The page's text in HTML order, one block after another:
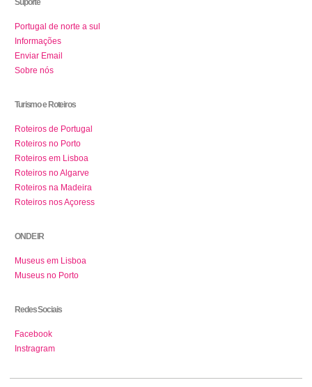
Portugal de norte a sul
Informações
Enviar Email
Sobre nós
Turismo e Roteiros
Roteiros de Portugal
Roteiros no Porto
Roteiros em Lisboa
Roteiros no Algarve
Roteiros na Madeira
Roteiros nos Açoress
ONDE IR
Museus em Lisboa
Museus no Porto
Redes Sociais
Facebook
Instragram